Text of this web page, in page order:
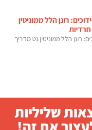
רונן הלל ממוניטין
רונן הלל ממוניטין נט מדריך
שליליות